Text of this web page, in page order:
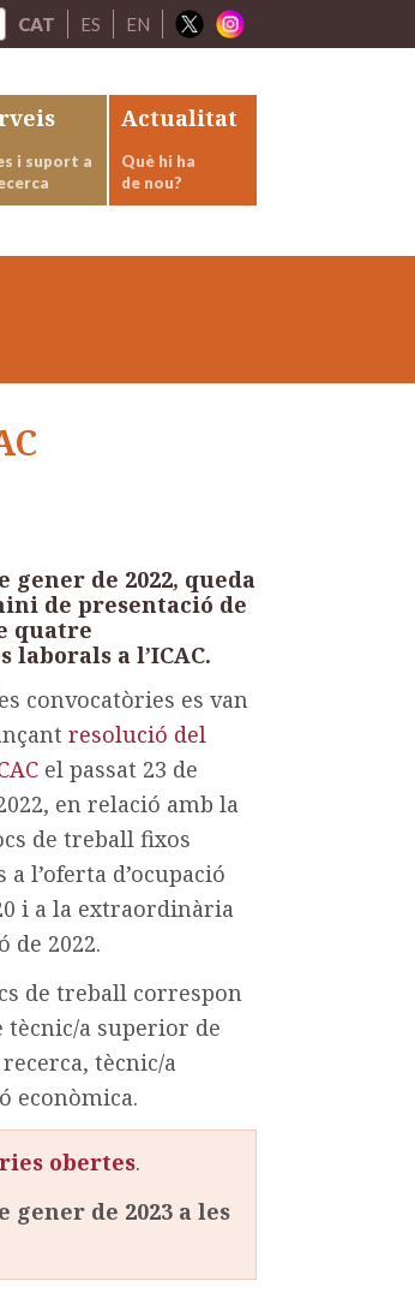
CAT ES EN
i suport a
Actualitat
Què hi ha
de nou?
gener de 2022, queda
de presentació de
quatre
laborals a l’ICAC.
convocatòries es van
resolució del
el passat 23 de
en relació amb la
de treball fixos
l’oferta d’ocupació
i a la extraordinària
de 2022.
de treball correspon
tècnic/a superior de
tècnic/a
econòmica.
obertes.
de 2023 a les